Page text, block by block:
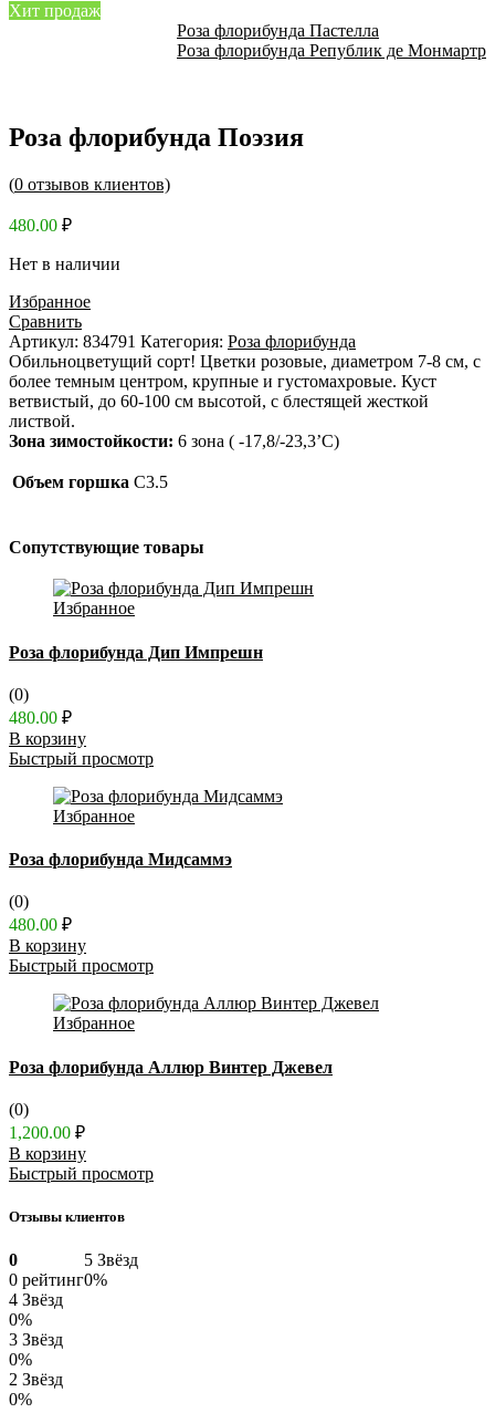
Роза флорибунда Пастелла
Роза флорибунда Републик де Монмартр
Хит продаж
Роза флорибунда Поэзия
(0 отзывов клиентов)
480.00 ₽
Нет в наличии
Избранное
Сравнить
Артикул: 834791 Категория: Роза флорибунда
Обильноцветущий сорт! Цветки розовые, диаметром 7-8 см, с
более темным центром, крупные и густомахровые. Куст
ветвистый, до 60-100 см высотой, с блестящей жесткой
листвой.
Зона зимостойкости: 6 зона ( -17,8/-23,3’C)
Объем горшка C3.5
Сопутствующие товары
Избранное
Роза флорибунда Дип Импрешн
(0)
480.00 ₽
В корзину
Быстрый просмотр
Избранное
Роза флорибунда Мидсаммэ
(0)
480.00 ₽
В корзину
Быстрый просмотр
Избранное
Роза флорибунда Аллюр Винтер Джевел
(0)
1,200.00 ₽
В корзину
Быстрый просмотр
Отзывы клиентов
0
0 рейтинг
5 Звёзд
0%
4 Звёзд
0%
3 Звёзд
0%
2 Звёзд
0%